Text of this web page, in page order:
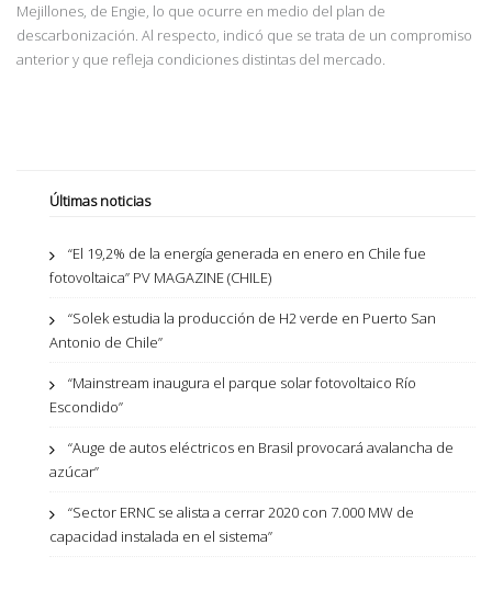
Mejillones, de Engie, lo que ocurre en medio del plan de
descarbonización. Al respecto, indicó que se trata de un compromiso
anterior y que refleja condiciones distintas del mercado.
Últimas noticias
“El 19,2% de la energía generada en enero en Chile fue
fotovoltaica” PV MAGAZINE (CHILE)
“Solek estudia la producción de H2 verde en Puerto San
Antonio de Chile”
“Mainstream inaugura el parque solar fotovoltaico Río
Escondido”
“Auge de autos eléctricos en Brasil provocará avalancha de
azúcar”
“Sector ERNC se alista a cerrar 2020 con 7.000 MW de
capacidad instalada en el sistema”